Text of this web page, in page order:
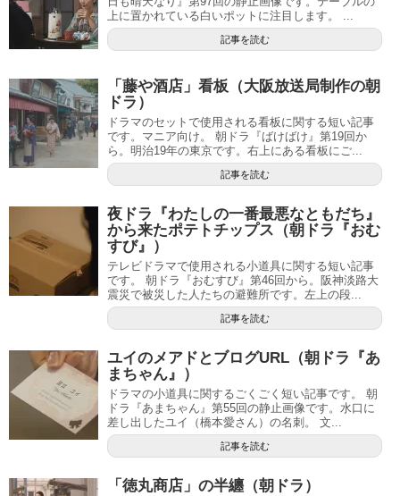
上に置かれている白いポットに注目します。 ...
記事を読む
「藤や酒店」看板（大阪放送局制作の朝
ドラ）
ドラマのセットで使用される看板に関する短い記事
です。マニア向け。 朝ドラ『ばけばけ』第19回か
ら。明治19年の東京です。右上にある看板にご...
記事を読む
夜ドラ『わたしの一番最悪なともだち』
から来たポテトチップス（朝ドラ『おむ
すび』）
テレビドラマで使用される小道具に関する短い記事
です。 朝ドラ『おむすび』第46回から。阪神淡路大
震災で被災した人たちの避難所です。左上の段...
記事を読む
ユイのメアドとブログURL（朝ドラ『あ
まちゃん』）
ドラマの小道具に関するごくごく短い記事です。 朝
ドラ『あまちゃん』第55回の静止画像です。水口に
差し出したユイ（橋本愛さん）の名刺。 文...
記事を読む
「徳丸商店」の半纏（朝ドラ）